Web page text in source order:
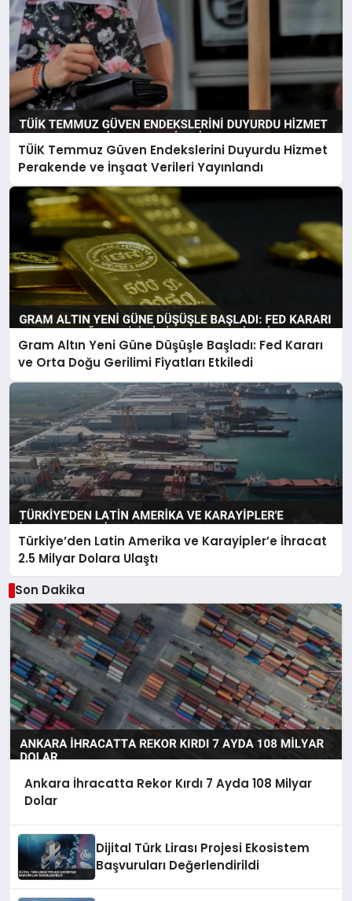
TÜİK Temmuz Güven Endekslerini Duyurdu Hizmet
Perakende ve İnşaat Verileri Yayınlandı
Gram Altın Yeni Güne Düşüşle Başladı: Fed Kararı
ve Orta Doğu Gerilimi Fiyatları Etkiledi
Türkiye’den Latin Amerika ve Karayipler’e İhracat
2.5 Milyar Dolara Ulaştı
Son Dakika
Ankara İhracatta Rekor Kırdı 7 Ayda 108 Milyar
Dolar
Dijital Türk Lirası Projesi Ekosistem
Başvuruları Değerlendirildi